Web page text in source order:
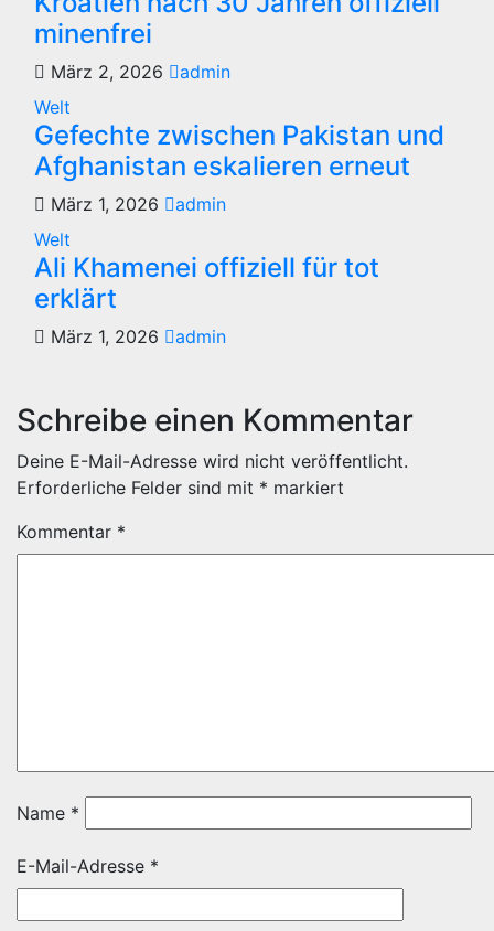
minenfrei
März 2, 2026
admin
Welt
Gefechte zwischen Pakistan und
Afghanistan eskalieren erneut
März 1, 2026
admin
Welt
Ali Khamenei offiziell für tot
erklärt
März 1, 2026 admin
Schreibe einen Kommentar
Deine E-Mail-Adresse wird nicht veröffentlicht.
Erforderliche Felder sind mit * markiert
Kommentar *
Name *
E-Mail-Adresse *